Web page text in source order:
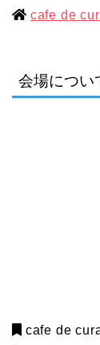
cafe de
会場につい
cafe de